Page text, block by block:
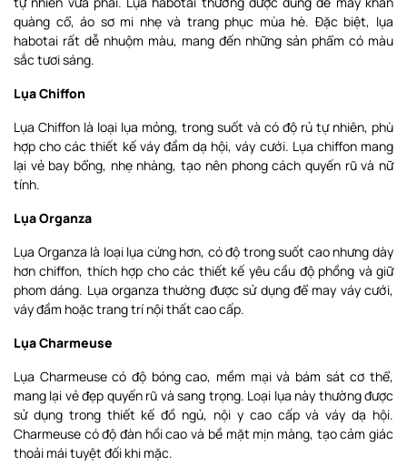
quàng cổ, áo sơ mi nhẹ và trang phục mùa hè. Đặc biệt, lụa
habotai rất dễ nhuộm màu, mang đến những sản phẩm có màu
sắc tươi sáng.
Lụa Chiffon
Lụa Chiffon là loại lụa mỏng, trong suốt và có độ rủ tự nhiên, phù
hợp cho các thiết kế váy đầm dạ hội, váy cưới. Lụa chiffon mang
lại vẻ bay bổng, nhẹ nhàng, tạo nên phong cách quyến rũ và nữ
tính.
Lụa Organza
Lụa Organza là loại lụa cứng hơn, có độ trong suốt cao nhưng dày
hơn chiffon, thích hợp cho các thiết kế yêu cầu độ phồng và giữ
phom dáng. Lụa organza thường được sử dụng để may váy cưới,
váy đầm hoặc trang trí nội thất cao cấp.
Lụa Charmeuse
Lụa Charmeuse có độ bóng cao, mềm mại và bám sát cơ thể,
mang lại vẻ đẹp quyến rũ và sang trọng. Loại lụa này thường được
sử dụng trong thiết kế đồ ngủ, nội y cao cấp và váy dạ hội.
Charmeuse có độ đàn hồi cao và bề mặt mịn màng, tạo cảm giác
thoải mái tuyệt đối khi mặc.